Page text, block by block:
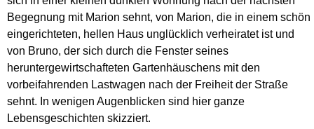
Be­gegnung mit Marion sehnt, von Marion, die in einem schön
eingerichteten, hellen Haus unglücklich verheiratet ist und
von Bruno, der sich durch die Fenster seines
heruntergewirtschafteten Gartenhäuschens mit den
vorbeifahrenden Lastwagen nach der Freiheit der Straße
sehnt. In wenigen Augenblicken sind hier ganze
Lebensgeschichten skizziert.